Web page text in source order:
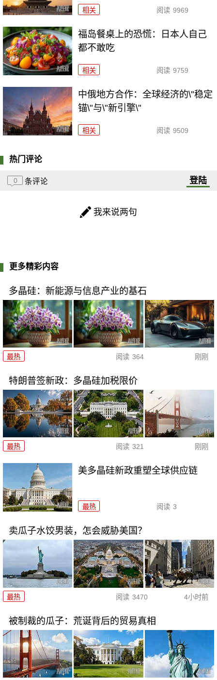
相关 阅读 9969
福岛餐桌上的恐慌：日本人自己
都不敢吃
相关 阅读 9759
中俄地方合作：全球经济的\"稳定
锚\"与\"新引擎\"
相关 阅读 9509
热门评论
0 条评论 登陆
我来说两句
更多精彩内容
多晶硅：新能源与信息产业的基石
最热 阅读 364 刚刚
特朗普签新政：多晶硅加税限价
最热 阅读 321 刚刚
美多晶硅新政重塑全球供应链
最热 阅读 3
卖瓜子水饺男装，怎会威胁美国？
最热 阅读 3470 4小时前
被制裁的瓜子：荒诞背后的贸易真相